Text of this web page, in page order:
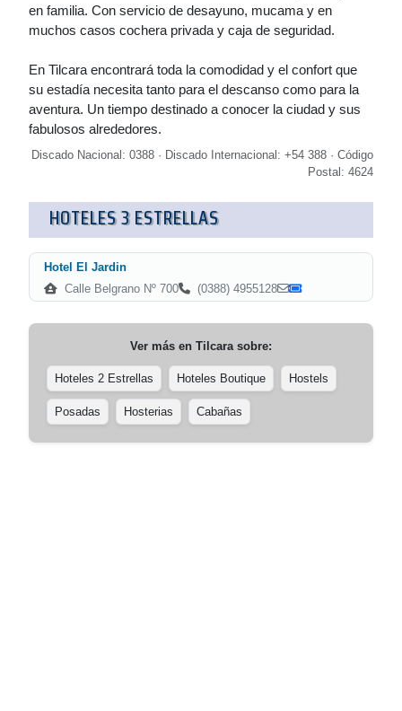
en familia. Con servicio de desayuno, mucama y en
muchos casos cochera privada y caja de seguridad.
En Tilcara encontrará toda la comodidad y el confort que
su estadía necesita tanto para el descanso como para la
aventura. Un tiempo destinado a conocer la ciudad y sus
fabulosos alrededores.
Discado Nacional: 0388 · Discado Internacional: +54 388 · Código
Postal: 4624
HOTELES 3 ESTRELLAS
Hotel El Jardin
Calle Belgrano Nº 700
(0388) 4955128
Ver más en Tilcarasobre:
Hoteles 2 Estrellas Hoteles Boutique Hostels
Posadas Hosterias Cabañas